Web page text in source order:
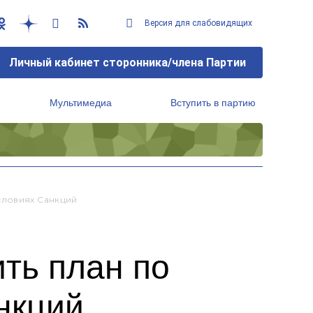
Версия для слабовидящих
Личный кабинет сторонника/члена Партии
Мультимедиа Вступить в партию
Санкций
план по